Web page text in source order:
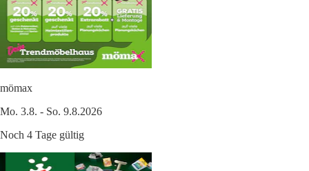
mömax
Mo. 3.8. - So. 9.8.2026
Noch 4 Tage gültig